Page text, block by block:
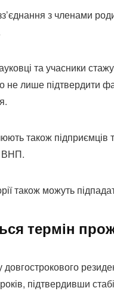
з членами
та учасники
лише підтвердити
також
ВНП.
також можуть
термін
підтвердивши